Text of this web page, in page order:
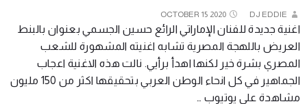
OCTOBER 15 2020 DJ EDDIE
اغنية جديدة للفنان الإماراتي الرائع حسين الجسمي بعنوان بالبنط
العريض باللهجة المصرية تشابه اغنيته المشهورة للشعب
المصري بشرة خير لكنها اهدأ برأيي. نالت هذه الاغنية اعجاب
الجماهير في كل انحاء الوطن العربي بتحقيقها اكثر من 150 مليون
مشاهدة على يوتيوب …